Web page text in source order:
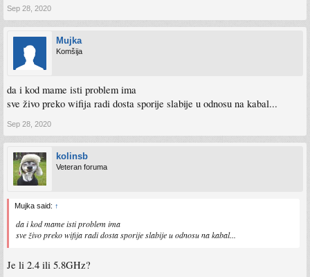
Sep 28, 2020
Mujka
Komšija
da i kod mame isti problem ima
sve živo preko wifija radi dosta sporije slabije u odnosu na kabal...
Sep 28, 2020
kolinsb
Veteran foruma
Mujka said: ↑
da i kod mame isti problem ima
sve živo preko wifija radi dosta sporije slabije u odnosu na kabal...
Je li 2.4 ili 5.8GHz?